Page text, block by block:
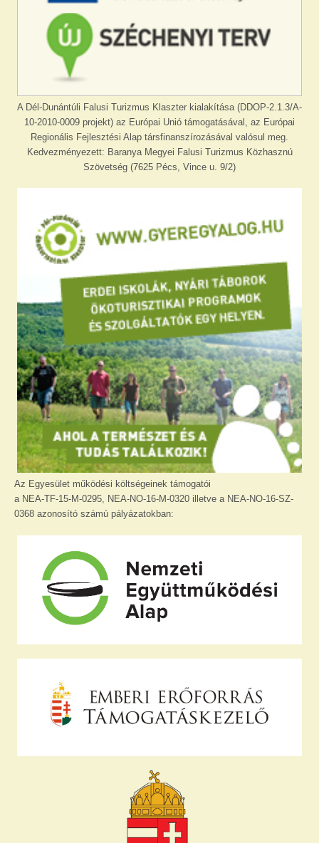
A Dél-Dunántúli Falusi Turizmus Klaszter kialakítása (DDOP-2.1.3/A-
10-2010-0009 projekt) az Európai Unió támogatásával, az Európai
Regionális Fejlesztési Alap társfinanszírozásával valósul meg.
Kedvezményezett: Baranya Megyei Falusi Turizmus Közhasznú
Szövetség (7625 Pécs, Vince u. 9/2)
Az Egyesület működési költségeinek támogatói
a NEA-TF-15-M-0295, NEA-NO-16-M-0320 illetve a NEA-NO-16-SZ-
0368 azonosító számú pályázatokban: